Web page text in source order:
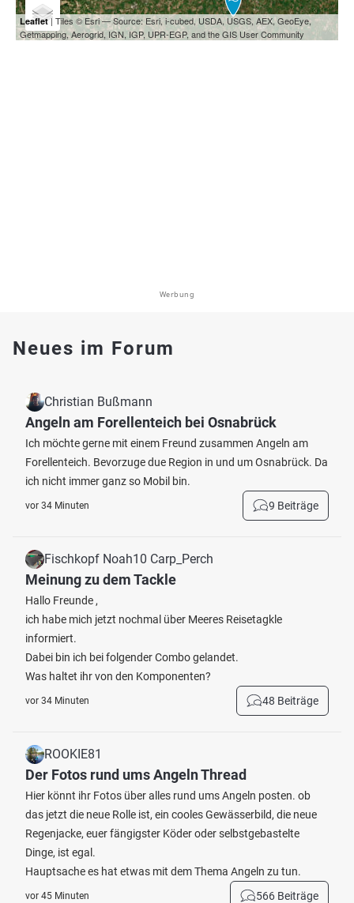
Leaflet| Tiles © Esri — Source: Esri, i-cubed, USDA, USGS, AEX, GeoEye,
Getmapping, Aerogrid, IGN, IGP, UPR-EGP, and the GIS User Community
Werbung
Neues im Forum
Christian Bußmann
Angeln am Forellenteich bei Osnabrück
Ich möchte gerne mit einem Freund zusammen Angeln am
Forellenteich. Bevorzuge due Region in und um Osnabrück. Da
ich nicht immer ganz so Mobil bin.
vor 34 Minuten 9 Beiträge
Fischkopf Noah10 Carp_Perch
Meinung zu dem Tackle
Hallo Freunde ,
ich habe mich jetzt nochmal über Meeres Reisetagkle
informiert.
Dabei bin ich bei folgender Combo gelandet.
Was haltet ihr von den Komponenten?
vor 34 Minuten 48 Beiträge
ROOKIE81
Der Fotos rund ums Angeln Thread
Hier könnt ihr Fotos über alles rund ums Angeln posten. ob
das jetzt die neue Rolle ist, ein cooles Gewässerbild, die neue
Regenjacke, euer fängigster Köder oder selbstgebastelte
Dinge, ist egal.
Hauptsache es hat etwas mit dem Thema Angeln zu tun.
vor 45 Minuten 566 Beiträge